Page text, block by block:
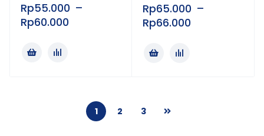
Rp55.000 –
Rp60.000
Rp65.000 –
Rp66.000
1 2 3